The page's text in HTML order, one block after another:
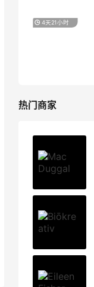
4天21小时
热门商家